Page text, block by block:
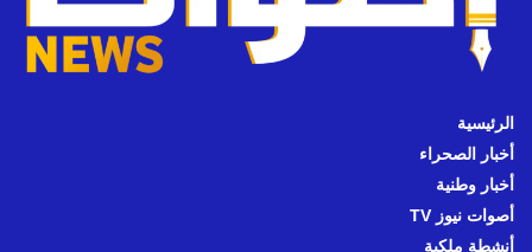
الرئيسية
أخبار الصحراء
أخبار وطنية
أصوات نيوز TV
أنشطة ملكية